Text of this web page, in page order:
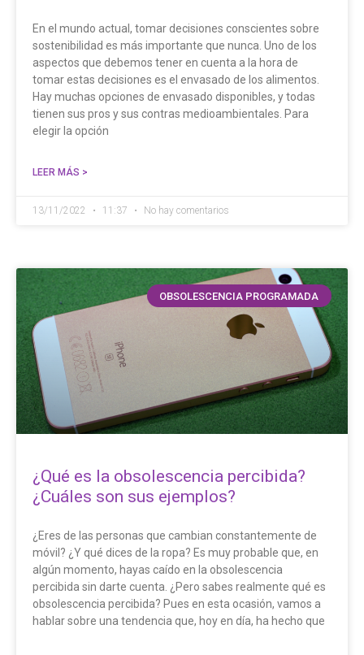
En el mundo actual, tomar decisiones conscientes sobre
sostenibilidad es más importante que nunca. Uno de los
aspectos que debemos tener en cuenta a la hora de
tomar estas decisiones es el envasado de los alimentos.
Hay muchas opciones de envasado disponibles, y todas
tienen sus pros y sus contras medioambientales. Para
elegir la opción
LEER MÁS >
13/11/2022 11:37 No hay comentarios
OBSOLESCENCIA PROGRAMADA
¿Qué es la obsolescencia percibida?
¿Cuáles son sus ejemplos?
¿Eres de las personas que cambian constantemente de
móvil? ¿Y qué dices de la ropa? Es muy probable que, en
algún momento, hayas caído en la obsolescencia
percibida sin darte cuenta. ¿Pero sabes realmente qué es
obsolescencia percibida? Pues en esta ocasión, vamos a
hablar sobre una tendencia que, hoy en día, ha hecho que